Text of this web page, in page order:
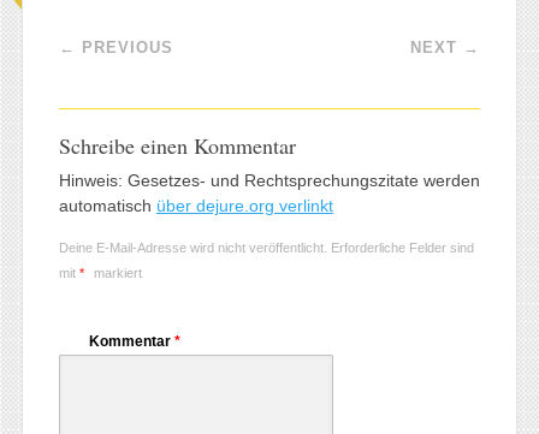
Post navigation
← PREVIOUS NEXT →
Schreibe einen Kommentar
Hinweis: Gesetzes- und Rechtsprechungszitate werden
automatisch über dejure.org verlinkt
Deine E-Mail-Adresse wird nicht veröffentlicht. Erforderliche Felder sind
mit * markiert
Kommentar *